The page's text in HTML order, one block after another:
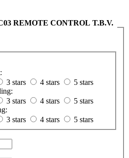
REMOTE CONTROL T.B.V.
3 stars 4 stars
5 stars
3 stars 4 stars
5 stars
3 stars 4 stars
5 stars